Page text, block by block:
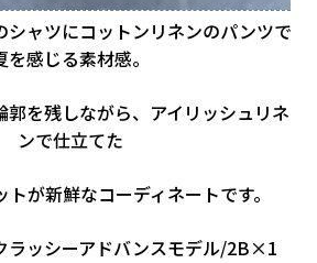
シャツにコットンリネンのパンツで
を感じる素材感。
郭を残しながら、アイリッシュリネ
ンで仕立てた
が新鮮なコーディネートです。
ラッシーアドバンスモデル/2B×1